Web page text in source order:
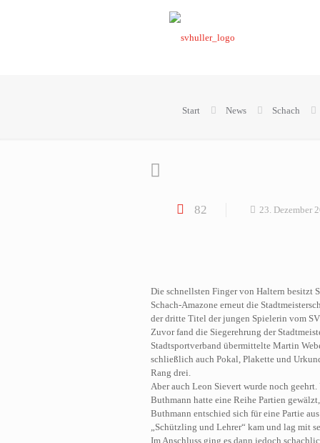
Start News Schach
82 23. Dezember
Die schnellsten Finger von Haltern besitzt
Schach-Amazone erneut die
der dritte Titel der jungen Spielerin vom
Zuvor fand die Siegerehrung der
Stadtsportverband übermittelte Martin
schließlich auch Pokal, Plakette und
Rang drei.
Aber auch Leon Sievert wurde noch
Buthmann hatte eine Reihe Partien
Buthmann entschied sich für eine Partie
„Schützling und Lehrer“ kam und lag mit
Im Anschluss ging es dann jedoch